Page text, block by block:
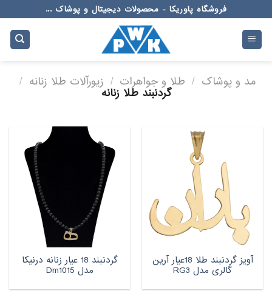
to
content
فروشگاه پاوریکا - محصولات دیجیتال و پوشاک ...
مد و پوشاک / طلا و جواهرات / زیورآلات طلا زنانه /
گردنبند طلا زنانه
آویز گردنبند طلا 18عیار آرین
گالری مدل RG3
گردنبند 18 عیار زنانه درنیکا
مدل Dm1015